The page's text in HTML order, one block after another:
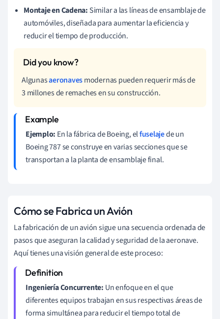
Montaje en Cadena: Similar a las líneas de ensamblaje de
automóviles, diseñada para aumentar la eficiencia y
reducir el tiempo de producción.
Algunasaeronavesmodernas pueden requerir más de
3 millones de remaches en su construcción.
Ejemplo: En la fábrica de Boeing, elfuselajede un
Boeing 787 se construye en varias secciones que se
transportan a la planta de ensamblaje final.
Cómo se Fabrica un Avión
La fabricación de un avión sigue una secuencia ordenada de
pasos que aseguran la calidad y seguridad de la aeronave.
Aquí tienes una visión general de este proceso:
Ingeniería Concurrente: Un enfoque en el que
diferentes equipos trabajan en sus respectivas áreas de
forma simultánea para reducir el tiempo total de